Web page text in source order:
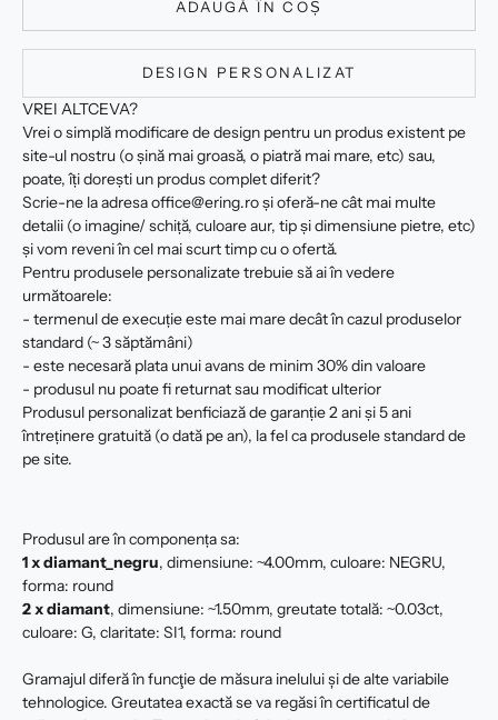
ADAUGĂ ÎN COȘ
DESIGN PERSONALIZAT
VREI ALTCEVA?
Vrei o simplă modificare de design pentru un produs existent pe
site-ul nostru (o șină mai groasă, o piatră mai mare, etc) sau,
poate, îți dorești un produs complet diferit?
Scrie-ne la adresa office@ering.ro și oferă-ne cât mai multe
detalii (o imagine/ schiță, culoare aur, tip și dimensiune pietre, etc)
și vom reveni în cel mai scurt timp cu o ofertă.
Pentru produsele personalizate trebuie să ai în vedere
următoarele:
- termenul de execuție este mai mare decât în cazul produselor
standard (~ 3 săptămâni)
- este necesară plata unui avans de minim 30% din valoare
- produsul nu poate fi returnat sau modificat ulterior
Produsul personalizat benficiază de garanție 2 ani și 5 ani
întreținere gratuită (o dată pe an), la fel ca produsele standard de
pe site.
Produsul are în componența sa:
1 x diamant_negru, dimensiune: ~4.00mm, culoare: NEGRU,
forma: round
2 xdiamant, dimensiune: ~1.50mm, greutate totală: ~0.03ct,
culoare: G, claritate: SI1, forma: round
Gramajul diferă în funcţie de măsura inelului şi de alte variabile
tehnologice. Greutatea exactă se va regăsi în certificatul de